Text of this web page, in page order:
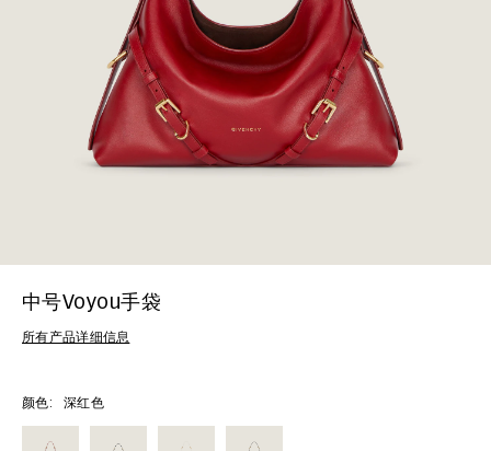
中号Voyou手袋
所有产品详细信息
颜色: 深红色